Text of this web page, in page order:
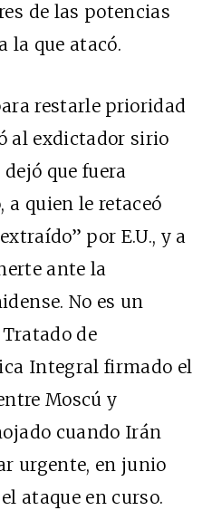
de las potencias
la que atacó.
restarle prioridad
al exdictador sirio
que fuera
a quien le retaceó
por E.U., y a
ante la
No es un
de
Integral firmado el
Moscú y
cuando Irán
urgente, en junio
ataque en curso.